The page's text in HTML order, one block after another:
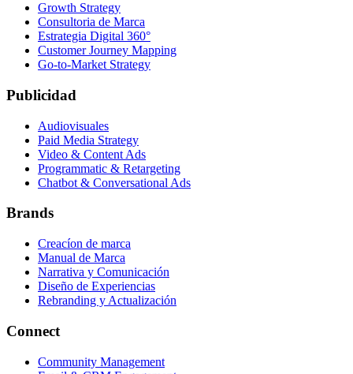
Growth Strategy
Consultoria de Marca
Estrategia Digital 360°
Customer Journey Mapping
Go-to-Market Strategy
Publicidad
Audiovisuales
Paid Media Strategy
Video & Content Ads
Programmatic & Retargeting
Chatbot & Conversational Ads
Brands
Creacíon de marca
Manual de Marca
Narrativa y Comunicación
Diseño de Experiencias
Rebranding y Actualización
Connect
Community Management